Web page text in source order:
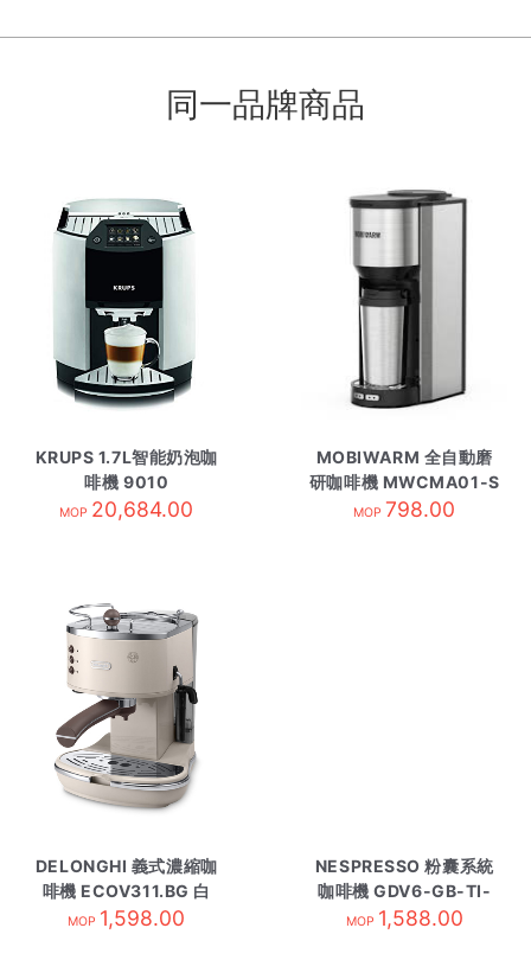
同一品牌商品
KRUPS 1.7L智能奶泡咖
啡機 9010
MOP 20,684.00
MOBIWARM 全自動磨
研咖啡機 MWCMA01-S
銀色
MOP 798.00
DELONGHI 義式濃縮咖
啡機 ECOV311.BG 白
MOP 1,598.00
NESPRESSO 粉囊系統
咖啡機 GDV6-GB-TI-
NE
MOP 1,588.00